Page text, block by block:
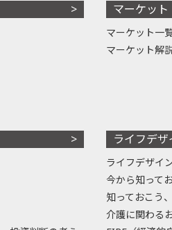
マーケット
マーケット一
マーケット解
ライフデザ
ライフデザイ
今から知って
知っておこう
介護に関わる